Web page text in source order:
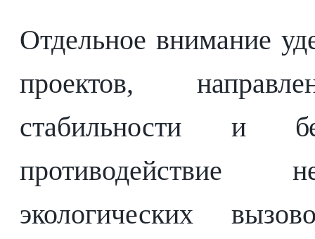
Отдельное внимание
проектов,
стабильности и
противодействие
экологических